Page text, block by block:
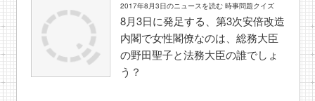
2017年8月3日のニュースを読む 時事問題クイズ
8月3日に発足する、第3次安倍改造
内閣で女性閣僚なのは、総務大臣
の野田聖子と法務大臣の誰でしょ
う？